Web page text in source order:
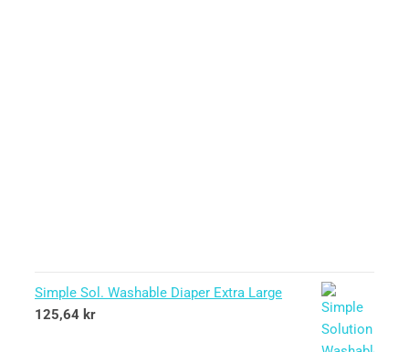
Simple Sol. Washable Diaper Extra Large
125,64 kr